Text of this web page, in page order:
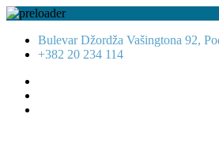
Bulevar Džordža Vašingtona 92,
+382 20 234 114